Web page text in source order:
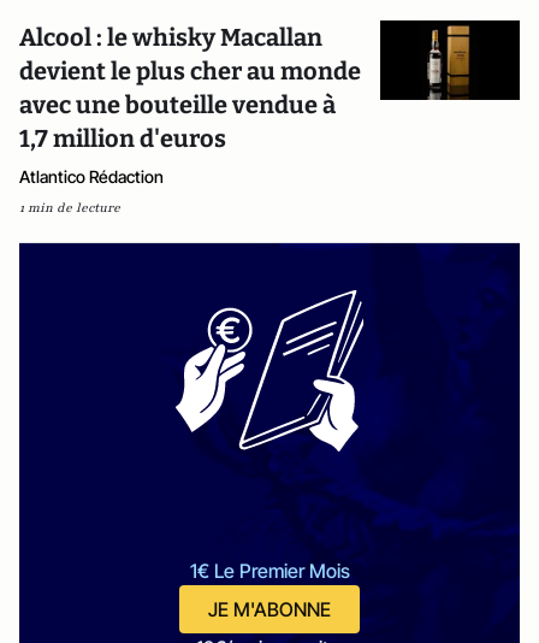
Alcool : le whisky Macallan
devient le plus cher au monde
avec une bouteille vendue à
1,7 million d'euros
Atlantico Rédaction
1 min de lecture
1€ Le Premier Mois
JE M'ABONNE